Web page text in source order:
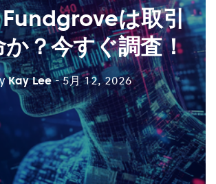
は取引
か？今すぐ調査！
Kay Lee - 5月 12, 2026